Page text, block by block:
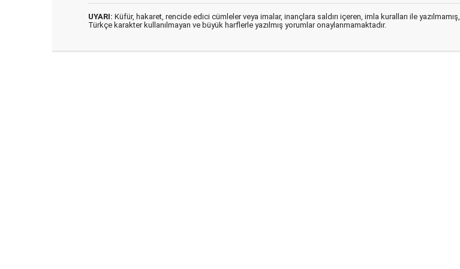
UYARI: Küfür, hakaret, rencide edici cümleler veya imalar, inançlara saldırı içeren, imla kuralları ile yazılmamış,
Türkçe karakter kullanılmayan ve büyük harflerle yazılmış yorumlar onaylanmamaktadır.